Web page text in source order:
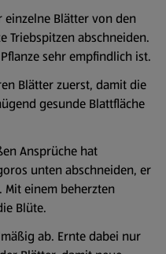
einzelne Blätter von den
Triebspitzen abschneiden.
sehr empfindlich ist.
Blätter zuerst, damit die
gesunde Blattfläche
Ansprüche hat
unten abschneiden, er
einem beherzten
Blüte.
ab. Ernte dabei nur